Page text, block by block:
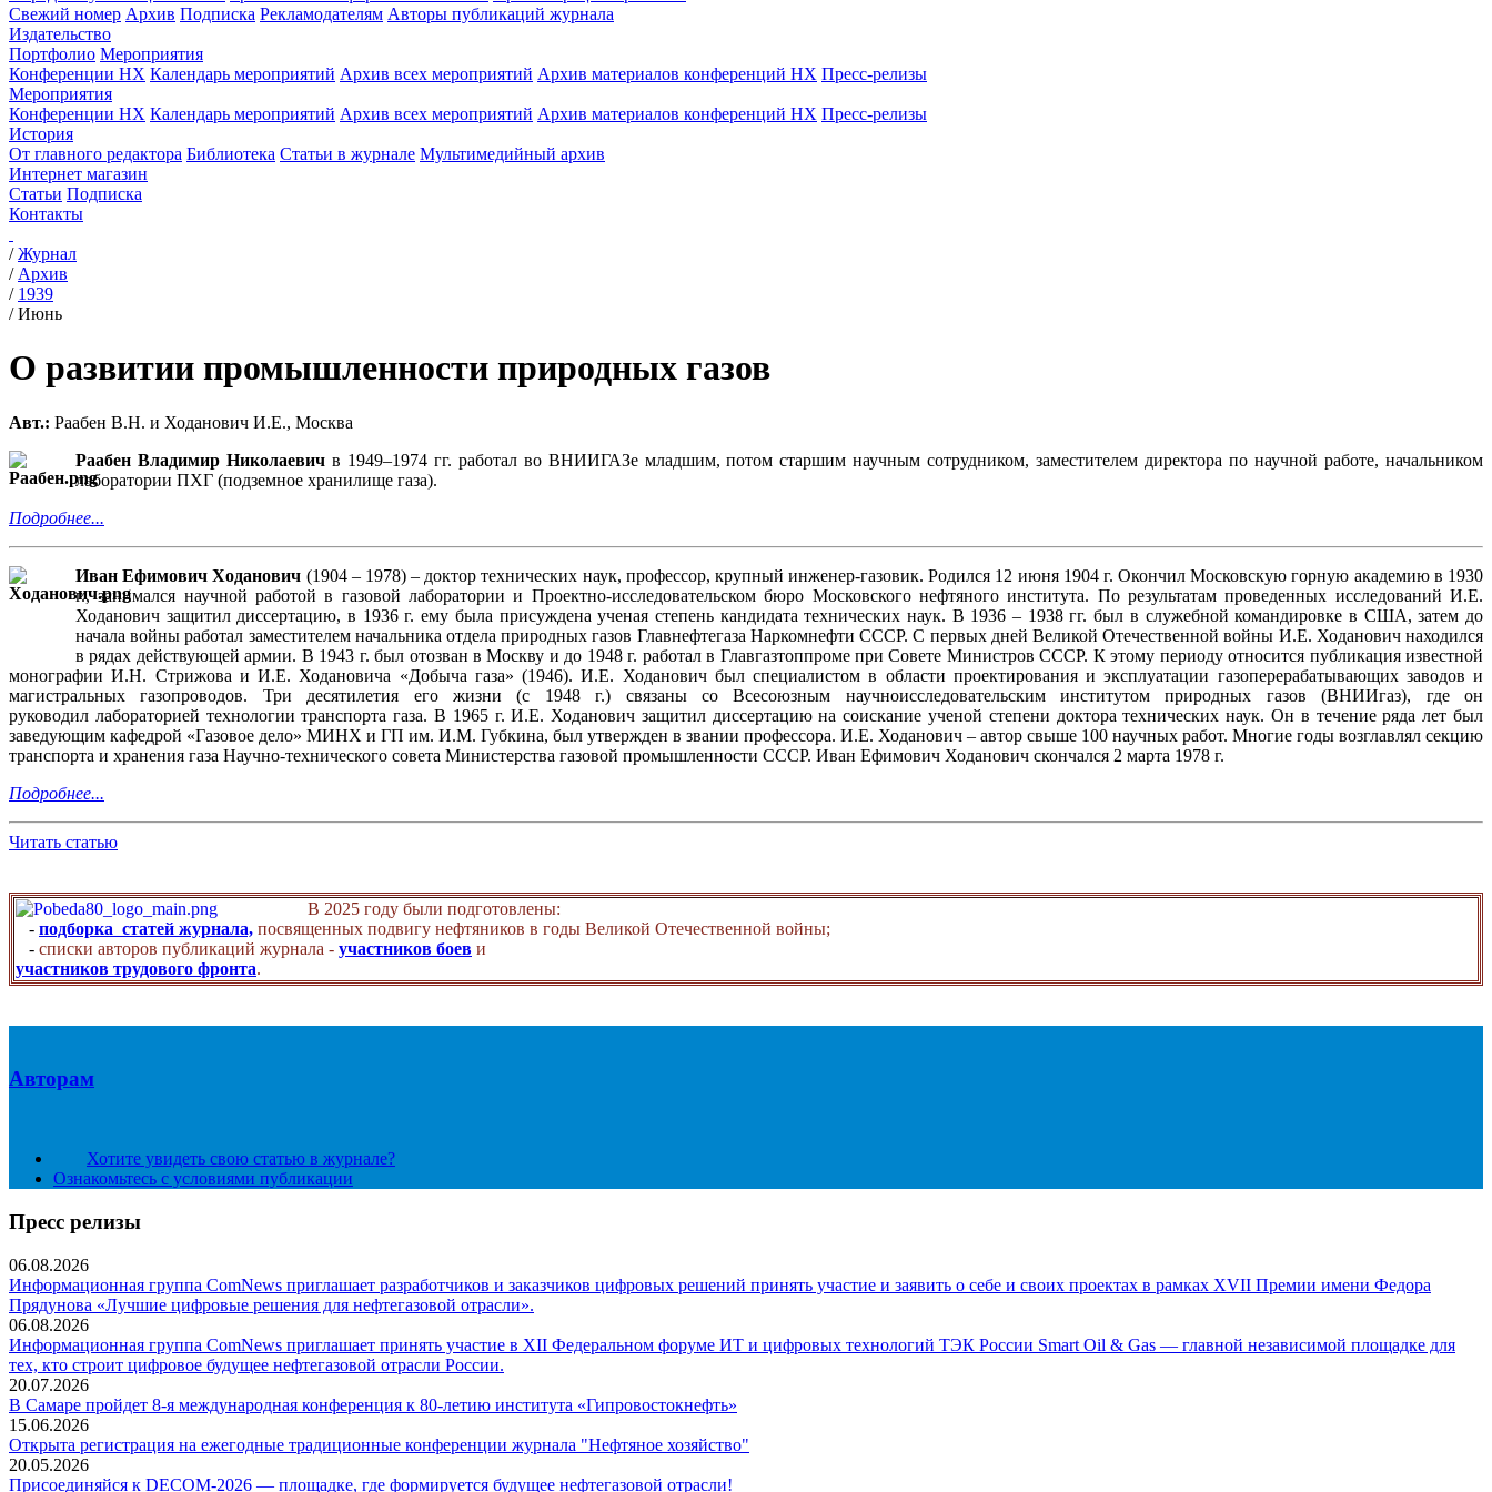
Свежий номер Архив Подписка Рекламодателям Авторы публикаций журнала
Издательство
Портфолио Мероприятия
Конференции НХ Календарь мероприятий Архив всех мероприятий Архив материалов конференций НХ Пресс-релизы
Мероприятия
Конференции НХ Календарь мероприятий Архив всех мероприятий Архив материалов конференций НХ Пресс-релизы
История
От главного редактора Библиотека Статьи в журнале Мультимедийный архив
Интернет магазин
Статьи Подписка
Контакты
/Журнал
/ Архив
/ 1939
/Июнь
О развитии промышленности природных газов
Авт.: Раабен В.Н. и Ходанович И.Е., Москва
Раабен Владимир Николаевичв 1949–1974 гг. работал во ВНИИГАЗе младшим, потом старшим научным сотрудником, заместителем директора по научной работе, начальником
лаборатории ПХГ (подземное хранилище газа).
Подробнее...
Иван Ефимович Ходанович (1904 – 1978) – доктор технических наук, профессор, крупный инженер-газовик. Родился 12 июня 1904 г. Окончил Московскую горную академию в 1930
г., занимался научной работой в газовой лаборатории и Проектно-исследовательском бюро Московского нефтяного института. По результатам проведенных исследований И.Е.
Ходанович защитил диссертацию, в 1936 г. ему была присуждена ученая степень кандидата технических наук. В 1936 – 1938 гг. был в служебной командировке в США, затем до
начала войны работал заместителем начальника отдела природных газов Главнефтегаза Наркомнефти СССР. С первых дней Великой Отечественной войны И.Е. Ходанович находился
в рядах действующей армии. В 1943 г. был отозван в Москву и до 1948 г. работал в Главгазтоппроме при Совете Министров СССР. К этому периоду относится публикация известной
монографии И.Н. Стрижова и И.Е. Ходановича «Добыча газа» (1946). И.Е. Ходанович был специалистом в области проектирования и эксплуатации газоперерабатывающих заводов и
магистральных газопроводов. Три десятилетия его жизни (с 1948 г.) связаны со Всесоюзным научноисследовательским институтом природных газов (ВНИИгаз), где он
руководил лабораторией технологии транспорта газа. В 1965 г. И.Е. Ходанович защитил диссертацию на соискание ученой степени доктора технических наук. Он в течение ряда лет был
заведующим кафедрой «Газовое дело» МИНХ и ГП им. И.М. Губкина, был утвержден в звании профессора. И.Е. Ходанович – автор свыше 100 научных работ. Многие годы возглавлял секцию
транспорта и хранения газа Научно-технического совета Министерства газовой промышленности СССР. Иван Ефимович Ходанович скончался 2 марта 1978 г.
Подробнее...
Читать статью
В 2025 году были подготовлены:
- подборка статей журнала, посвященных подвигу нефтяников в годы Великой Отечественной войны;
- списки авторов публикаций журнала - участников боев и
участников трудового фронта.
Авторам
Хотите увидеть свою статью в журнале?
Ознакомьтесь с условиями публикации
Пресс релизы
06.08.2026
Информационная группа ComNews приглашает разработчиков и заказчиков цифровых решений принять участие и заявить о себе и своих проектах в рамках XVII Премии имени Федора
Прядунова «Лучшие цифровые решения для нефтегазовой отрасли».
06.08.2026
Информационная группа ComNews приглашает принять участие в XII Федеральном форуме ИТ и цифровых технологий ТЭК России Smart Oil & Gas — главной независимой площадке для
тех, кто строит цифровое будущее нефтегазовой отрасли России.
20.07.2026
В Самаре пройдет 8-я международная конференция к 80-летию института «Гипровостокнефть»
15.06.2026
Открыта регистрация на ежегодные традиционные конференции журнала "Нефтяное хозяйство"
20.05.2026
Присоединяйся к DECOM-2026 — площадке, где формируется будущее нефтегазовой отрасли!